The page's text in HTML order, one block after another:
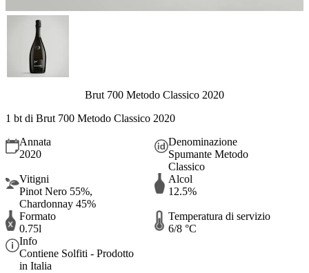
Brut 700 Metodo Classico 2020
1 bt di Brut 700 Metodo Classico 2020
Annata
2020
Denominazione
Spumante Metodo
Classico
Vitigni
Pinot Nero 55%,
Chardonnay 45%
Alcol
12.5%
Formato
0.75l
Temperatura di servizio
6/8 °C
Info
Contiene Solfiti - Prodotto
in Italia